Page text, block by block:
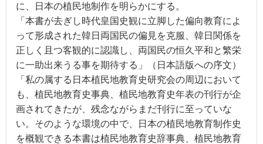
に、日本の植民地制作を明らかにする。
「本書が去ぎし時代皇国史観に立脚した偏向教育によ
って形成された韓日両国民の偏見を克服、韓日関係を
正しく且つ客観的に認識し、両国民の恒久平和と繁栄
に一助出来うる事を期待する」（日本語版への序文）
「私の属する日本植民地教育史研究会の周辺において
も、植民地教育史事典、植民地教育史年表の刊行が企
画されてきたが、残念ながらまだ刊行に至っていな
い。そのような環境の中で、日本の植民地教育制作史
を概観できる本書は植民地教育史辞事典、植民地教育